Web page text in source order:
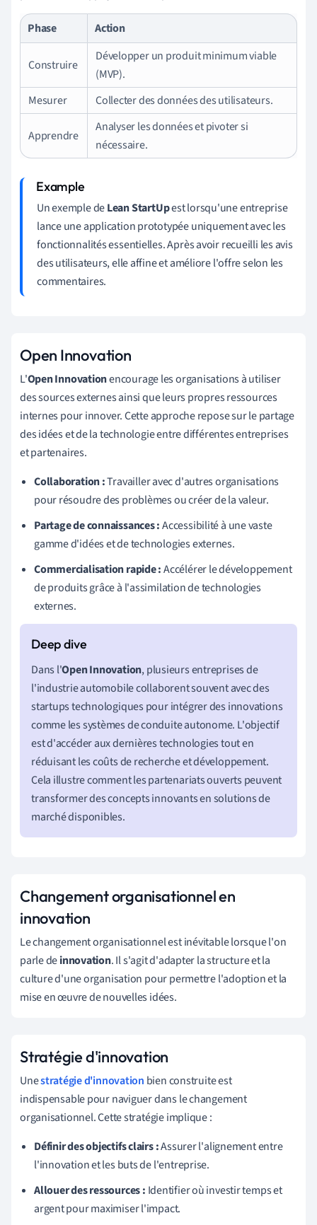
Phase Action
Construire
Développer un produit minimum viable
(MVP).
Mesurer
Collecter des données des utilisateurs.
Apprendre
Analyser les données et pivoter si
nécessaire.
Un exemple deLean StartUpest lorsqu'une entreprise
lance une application prototypée uniquement avec les
fonctionnalités essentielles. Après avoir recueilli les avis
des utilisateurs, elle affine et améliore l'offre selon les
commentaires.
Open Innovation
L'Open Innovationencourage les organisations à utiliser
des sources externes ainsi que leurs propres ressources
internes pour innover. Cette approche repose sur le partage
des idées et de la technologie entre différentes entreprises
et partenaires.
Collaboration :Travailler avec d'autres organisations
pour résoudre des problèmes ou créer de la valeur.
Partage de connaissances :Accessibilité à une vaste
gamme d'idées et de technologies externes.
Commercialisation rapide :Accélérer le développement
de produits grâce à l'assimilation de technologies
externes.
Dans l'Open Innovation, plusieurs entreprises de
l'industrie automobile collaborent souvent avec des
startups technologiques pour intégrer des innovations
comme les systèmes de conduite autonome. L'objectif
est d'accéder aux dernières technologies tout en
réduisant les coûts de recherche et développement.
Cela illustre comment les partenariats ouverts peuvent
transformer des concepts innovants en solutions de
marché disponibles.
Changement organisationnel en
innovation
Le changement organisationnel est inévitable lorsque l'on
parle deinnovation. Il s'agit d'adapter la structure et la
culture d'une organisation pour permettre l'adoption et la
mise en œuvre de nouvelles idées.
Stratégie d'innovation
Unestratégie d'innovation bien construite est
indispensable pour naviguer dans le changement
organisationnel. Cette stratégie implique :
Définir des objectifs clairs :Assurer l'alignement entre
l'innovation et les buts de l'entreprise.
Allouer des ressources : Identifier où investir temps et
argent pour maximiser l'impact.